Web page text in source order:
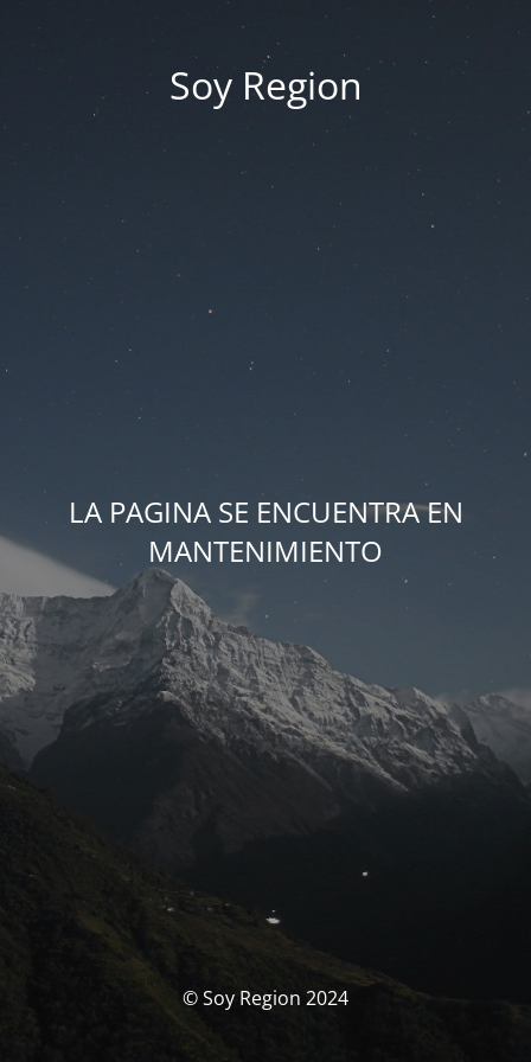
Soy Region
LA PAGINA SE ENCUENTRA EN
MANTENIMIENTO
© Soy Region 2024